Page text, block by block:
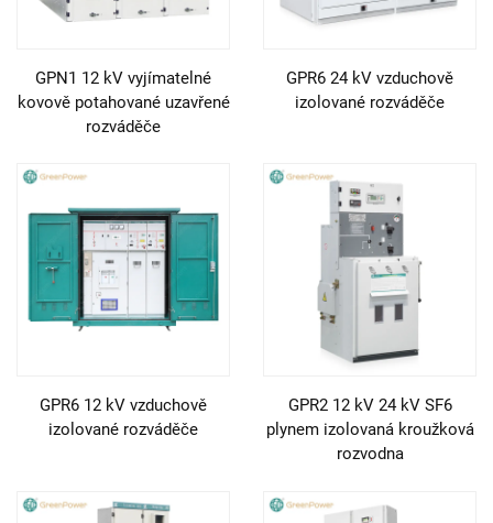
GPN1 12 kV vyjímatelné
kovově potahované uzavřené
rozváděče
GPR6 24 kV vzduchově
izolované rozváděče
GPR6 12 kV vzduchově
izolované rozváděče
GPR2 12 kV 24 kV SF6
plynem izolovaná kroužková
rozvodna